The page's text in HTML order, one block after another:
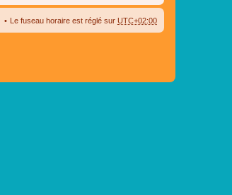
Le fuseau horaire est réglé sur UTC+02:00